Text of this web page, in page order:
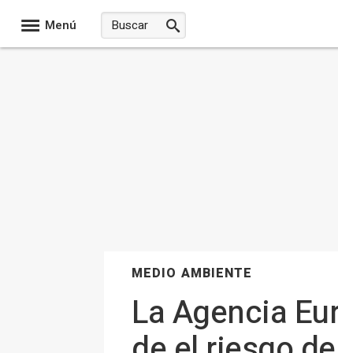
Menú
MEDIO AMBIENTE
La Agencia